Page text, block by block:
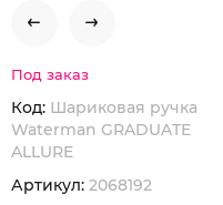
Под заказ
Код: Шариковая ручка
Waterman GRADUATE
ALLURE
Артикул: 2068192